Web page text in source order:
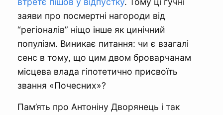
заяви про посмертні нагороди від
“регіоналів” ніщо інше як цинічний
популізм. Виникає питання: чи є взагалі
сенс в тому, що цим двом броварчанам
місцева влада гіпотетично присвоїть
звання «Почесних»?
Пам’ять про Антоніну Дворянець і так